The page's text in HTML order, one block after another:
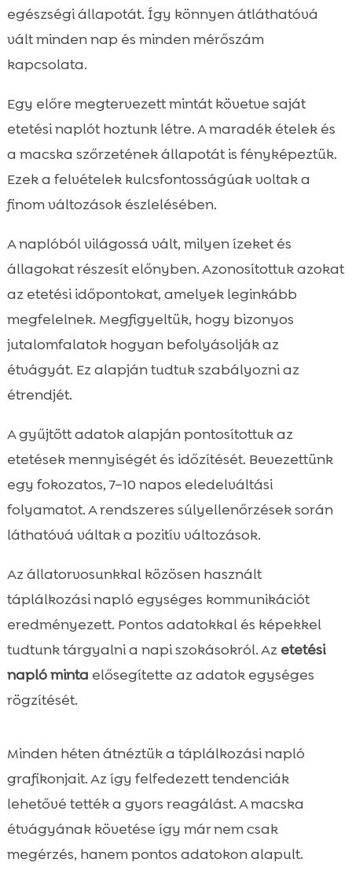
egészségi állapotát. Így könnyen átláthatóvá
vált minden nap és minden mérőszám
kapcsolata.
Egy előre megtervezett mintát követve saját
etetési naplót hoztunk létre. A maradék ételek és
a macska szőrzetének állapotát is fényképeztük.
Ezek a felvételek kulcsfontosságúak voltak a
finom változások észlelésében.
A naplóból világossá vált, milyen ízeket és
állagokat részesít előnyben. Azonosítottuk azokat
az etetési időpontokat, amelyek leginkább
megfelelnek. Megfigyeltük, hogy bizonyos
jutalomfalatok hogyan befolyásolják az
étvágyát. Ez alapján tudtuk szabályozni az
étrendjét.
A gyűjtött adatok alapján pontosítottuk az
etetések mennyiségét és időzítését. Bevezettünk
egy fokozatos, 7–10 napos eledelváltási
folyamatot. A rendszeres súlyellenőrzések során
láthatóvá váltak a pozitív változások.
Az állatorvosunkkal közösen használt
táplálkozási napló egységes kommunikációt
eredményezett. Pontos adatokkal és képekkel
tudtunk tárgyalni a napi szokásokról. Az etetési
napló minta elősegítette az adatok egységes
rögzítését.
Minden héten átnéztük a táplálkozási napló
grafikonjait. Az így felfedezett tendenciák
lehetővé tették a gyors reagálást. A macska
étvágyának követése így már nem csak
megérzés, hanem pontos adatokon alapult.